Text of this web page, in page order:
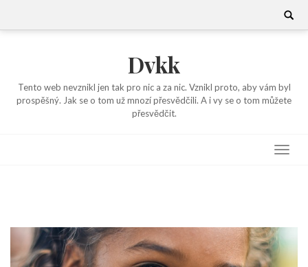
Search
Dvkk
Tento web nevznikl jen tak pro nic a za nic. Vznikl proto, aby vám byl
prospěšný. Jak se o tom už mnozí přesvědčili. A i vy se o tom můžete
přesvědčit.